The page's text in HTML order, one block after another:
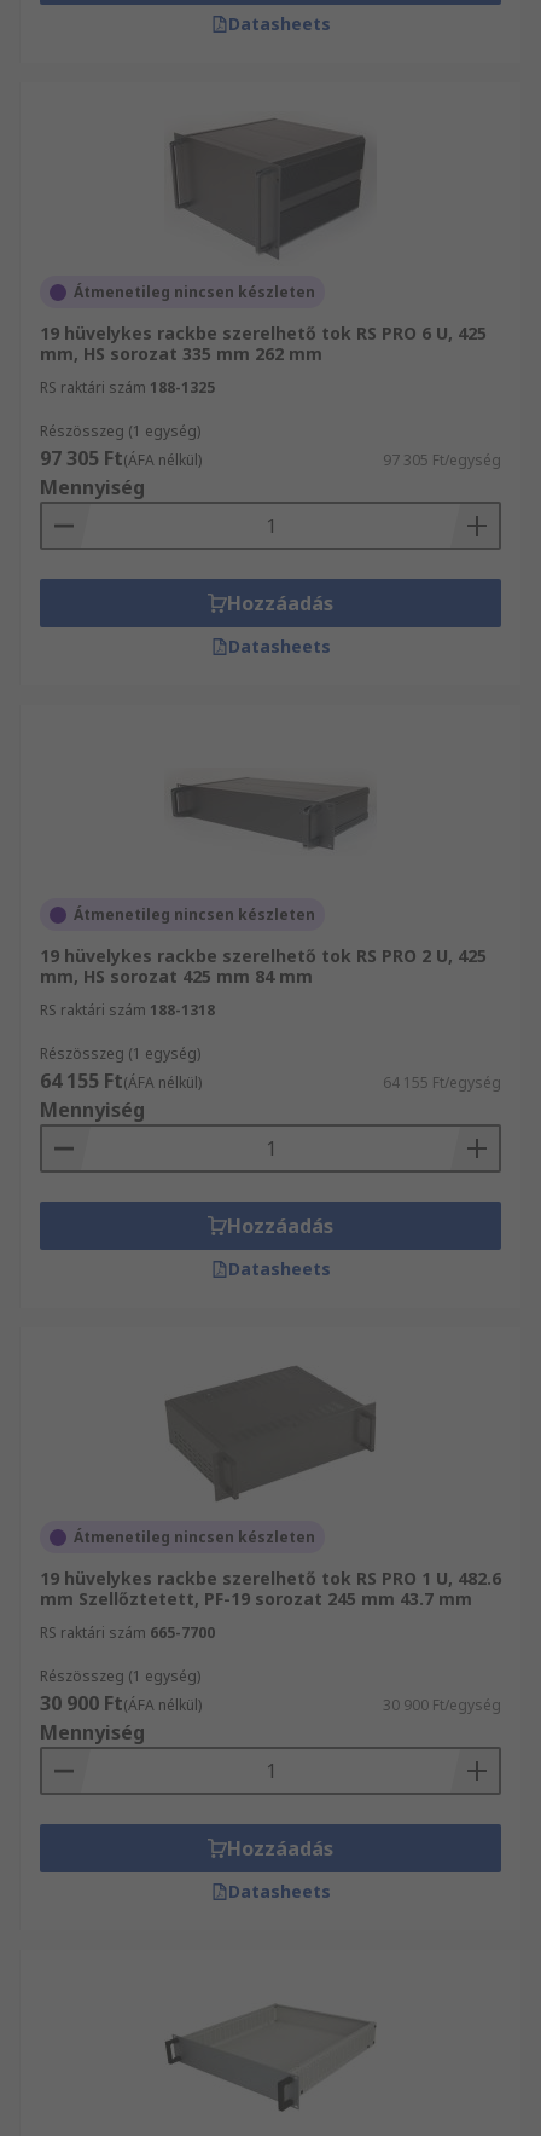
Datasheets
Átmenetileg nincsen készleten
19 hüvelykes rackbe szerelhető tok RS PRO 6 U, 425
mm, HS sorozat 335 mm 262 mm
RS raktári szám 188-1325
Részösszeg (1 egység)
97 305 Ft(ÁFA nélkül) 97 305 Ft/egység
Mennyiség
Hozzáadás
Datasheets
Átmenetileg nincsen készleten
19 hüvelykes rackbe szerelhető tok RS PRO 2 U, 425
mm, HS sorozat 425 mm 84 mm
RS raktári szám 188-1318
Részösszeg (1 egység)
64 155 Ft(ÁFA nélkül) 64 155 Ft/egység
Mennyiség
Hozzáadás
Datasheets
Átmenetileg nincsen készleten
19 hüvelykes rackbe szerelhető tok RS PRO 1 U, 482.6
mm Szellőztetett, PF-19 sorozat 245 mm 43.7 mm
RS raktári szám 665-7700
Részösszeg (1 egység)
30 900 Ft(ÁFA nélkül) 30 900 Ft/egység
Mennyiség
Hozzáadás
Datasheets